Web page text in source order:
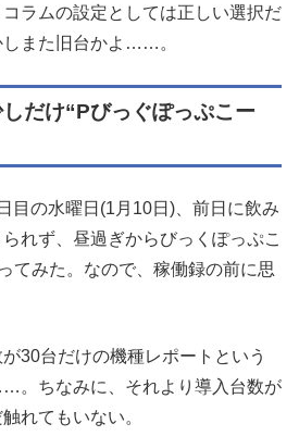
ラムの設定としては正しい選択だ
しまた旧台かよ……。
だけ“Pびっぐぽっぷこー
目の水曜日(1月10日)、前日に飲み
れず、昼過ぎからびっくぽっぷこ
てみた。なので、稼働録の前に思
30台だけの機種レポートという
。ちなみに、それより導入台数が
れてもいない。